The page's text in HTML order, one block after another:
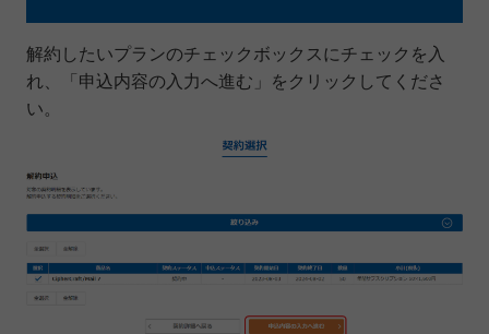
解約したいプランのチェックボックスにチェックを入
れ、「申込内容の入力へ進む」をクリックしてくださ
い。